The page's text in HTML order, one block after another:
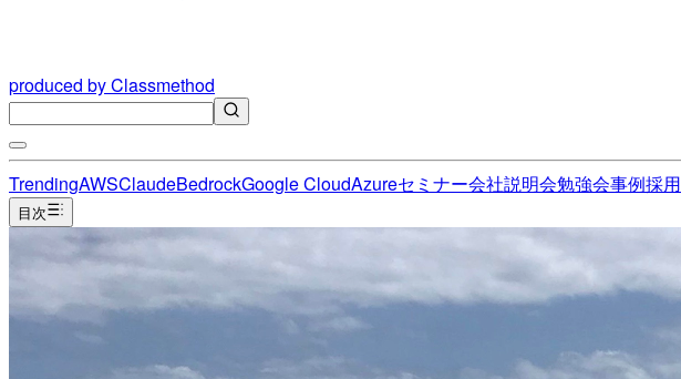
produced by Classmethod
TrendingAWSClaudeBedrockGoogle CloudAzureセミナー会社説明会勉強会事例採用
目次